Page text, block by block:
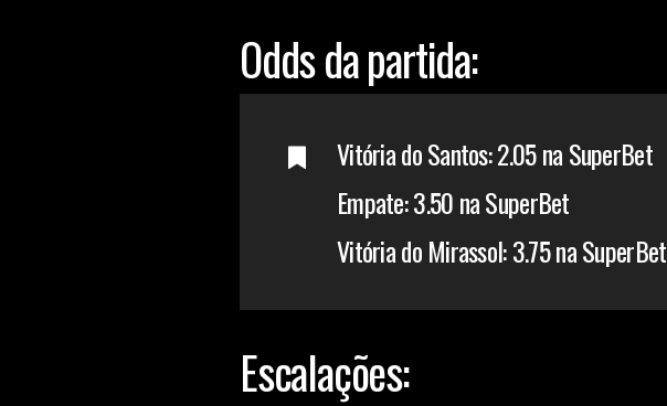
Odds da partida:
Vitória do Santos: 2.05 na SuperBet
Empate: 3.50 na SuperBet
Vitória do Mirassol: 3.75 na SuperBet
Escalações: